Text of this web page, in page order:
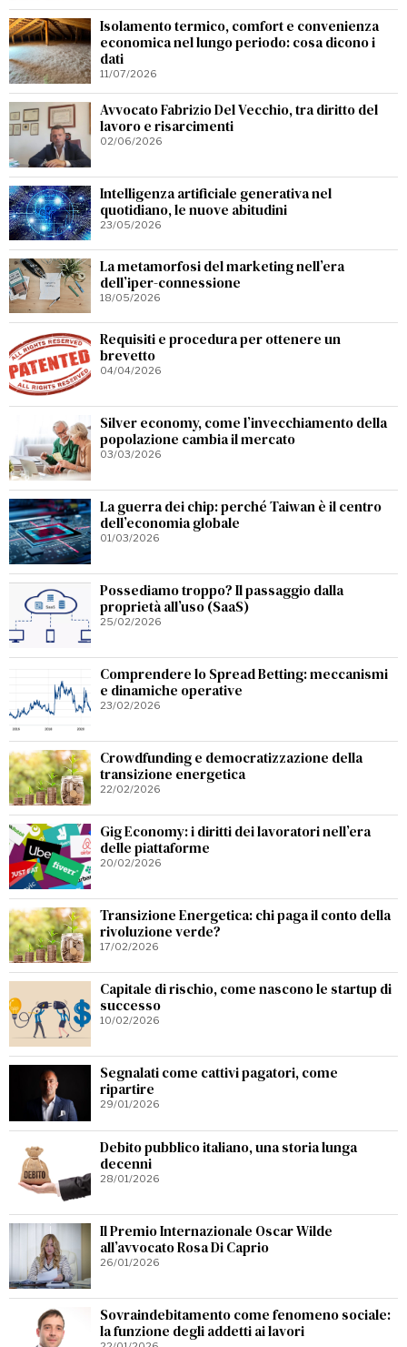
Isolamento termico, comfort e convenienza
economica nel lungo periodo: cosa dicono i
dati
11/07/2026
Avvocato Fabrizio Del Vecchio, tra diritto del
lavoro e risarcimenti
02/06/2026
Intelligenza artificiale generativa nel
quotidiano, le nuove abitudini
23/05/2026
La metamorfosi del marketing nell’era
dell’iper-connessione
18/05/2026
Requisiti e procedura per ottenere un
brevetto
04/04/2026
Silver economy, come l’invecchiamento della
popolazione cambia il mercato
03/03/2026
La guerra dei chip: perché Taiwan è il centro
dell’economia globale
01/03/2026
Possediamo troppo? Il passaggio dalla
proprietà all’uso (SaaS)
25/02/2026
Comprendere lo Spread Betting: meccanismi
e dinamiche operative
23/02/2026
Crowdfunding e democratizzazione della
transizione energetica
22/02/2026
Gig Economy: i diritti dei lavoratori nell’era
delle piattaforme
20/02/2026
Transizione Energetica: chi paga il conto della
rivoluzione verde?
17/02/2026
Capitale di rischio, come nascono le startup di
successo
10/02/2026
Segnalati come cattivi pagatori, come
ripartire
29/01/2026
Debito pubblico italiano, una storia lunga
decenni
28/01/2026
Il Premio Internazionale Oscar Wilde
all’avvocato Rosa Di Caprio
26/01/2026
Sovraindebitamento come fenomeno sociale:
la funzione degli addetti ai lavori